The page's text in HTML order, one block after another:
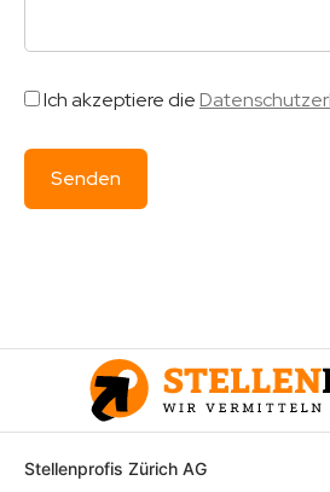
Ich akzeptiere die
Stellenprofis Zürich AG